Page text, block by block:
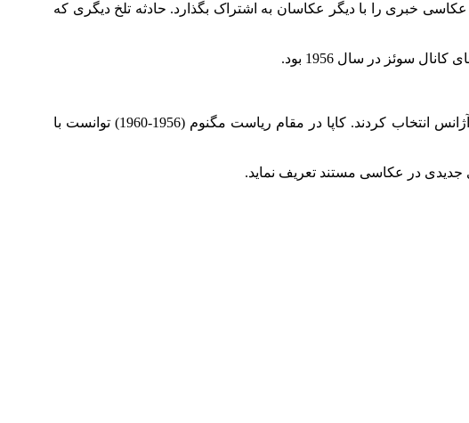
خبری را با دیگر عکاسان به اشتراک بگذارد. حادثه تلخ دیگری که
سوئز در سال 1956 بود.
پس از این واقعه، اعضای مگنوم با توجه به تجربه، درایت و شهرت کرنل کاپا، به اتفاق آرا او را به عنوان رئیس جدید آژانس انتخاب کردند. کاپا در مقام ریاست مگنوم (1956-1960) توانست با
جدیدی در عکاسی مستند تعریف نماید.